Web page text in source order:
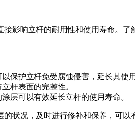
影响立杆的耐用性和使用寿命。
保护立杆免受腐蚀侵害，延长其使用
杆表面的完整性。
层可以有效延长立杆的使用寿命。
状况，及时进行修补和保养，可以